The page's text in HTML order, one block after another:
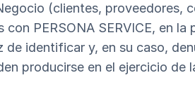
(clientes, proveedores,
PERSONA SERVICE, en la
identificar y, en su caso,
producirse en el ejercicio de